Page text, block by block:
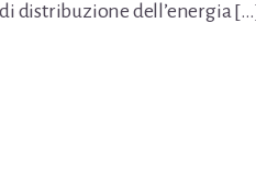
distribuzione dell’energia